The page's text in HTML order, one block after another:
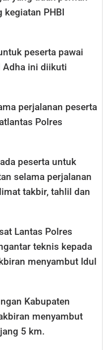
kegiatan PHBI
peserta pawai
Adha ini diikuti
perjalanan peserta
Polres
peserta untuk
selama perjalanan
takbir, tahlil dan
Lantas Polres
teknis kepada
menyambut Idul
Kabupaten
menyambut
5 km.